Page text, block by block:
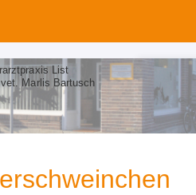
List
vet. Marlis Bartusch